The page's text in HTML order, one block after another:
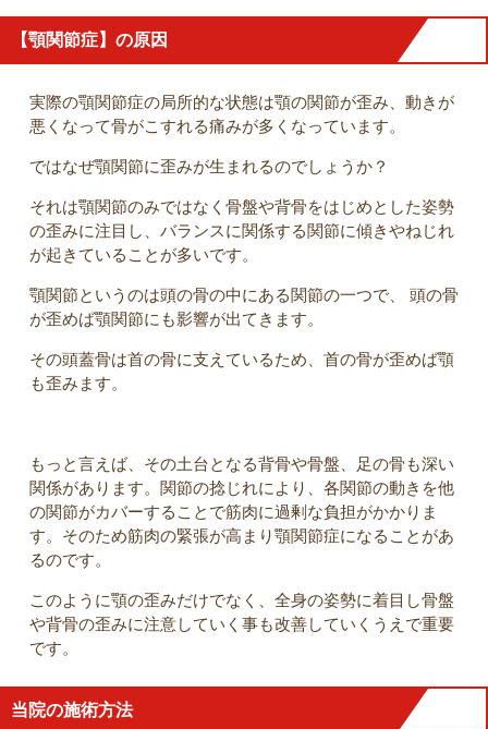
【顎関節症】の原因
実際の顎関節症の局所的な状態は顎の関節が歪み、動きが
悪くなって骨がこすれる痛みが多くなっています。
ではなぜ顎関節に歪みが生まれるのでしょうか？
それは顎関節のみではなく骨盤や背骨をはじめとした姿勢
の歪みに注目し、バランスに関係する関節に傾きやねじれ
が起きていることが多いです。
顎関節というのは頭の骨の中にある関節の一つで、 頭の骨
が歪めば顎関節にも影響が出てきます。
その頭蓋骨は首の骨に支えているため、首の骨が歪めば顎
も歪みます。
もっと言えば、その土台となる背骨や骨盤、足の骨も深い
関係があります。関節の捻じれにより、各関節の動きを他
の関節がカバーすることで筋肉に過剰な負担がかかりま
す。そのため筋肉の緊張が高まり顎関節症になることがあ
るのです。
このように顎の歪みだけでなく、全身の姿勢に着目し骨盤
や背骨の歪みに注意していく事も改善していくうえで重要
です。
当院の施術方法